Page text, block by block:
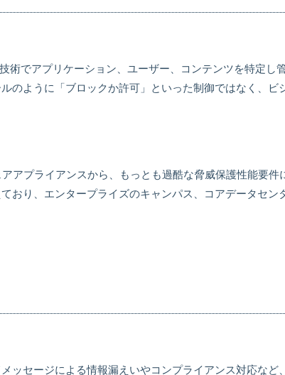
でアプリケーション、ユーザー、コンテンツを特定し
のように「ブロックか許可」といった制御ではなく、ビ
アプライアンスから、もっとも過酷な脅威保護性能要件
おり、エンタープライズのキャンパス、コアデータセン
ッセージによる情報漏えいやコンプライアンス対応など